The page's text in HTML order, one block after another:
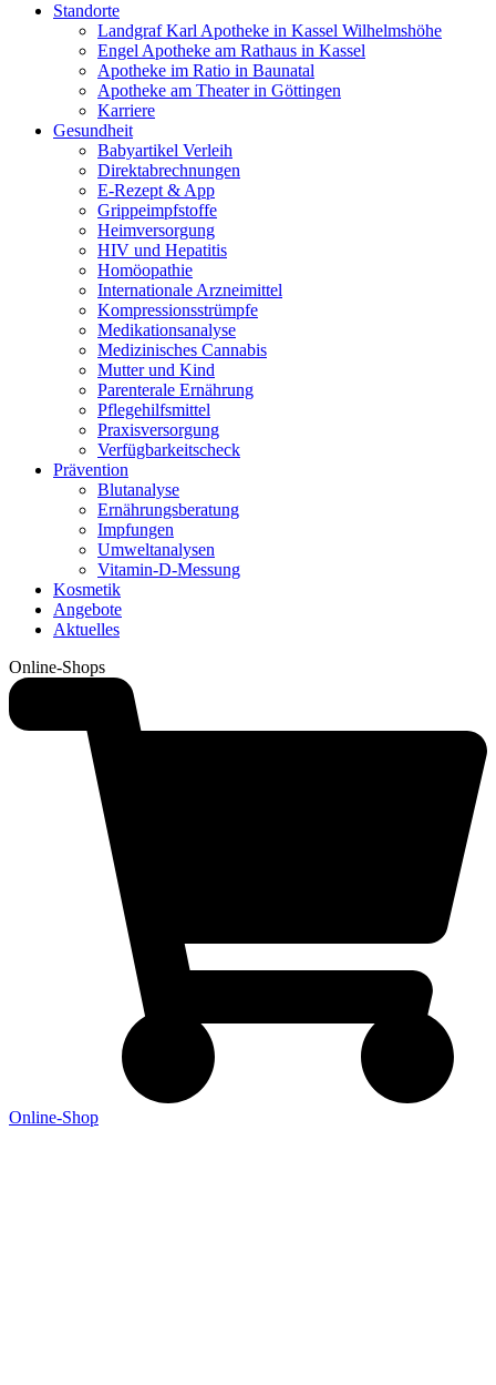
Standorte
Landgraf Karl Apotheke in Kassel Wilhelmshöhe
Engel Apotheke am Rathaus in Kassel
Apotheke im Ratio in Baunatal
Apotheke am Theater in Göttingen
Karriere
Gesundheit
Babyartikel Verleih
Direktabrechnungen
E-Rezept & App
Grippeimpfstoffe
Heimversorgung
HIV und Hepatitis
Homöopathie
Internationale Arzneimittel
Kompressionsstrümpfe
Medikationsanalyse
Medizinisches Cannabis
Mutter und Kind
Parenterale Ernährung
Pflegehilfsmittel
Praxisversorgung
Verfügbarkeitscheck
Prävention
Blutanalyse
Ernährungsberatung
Impfungen
Umweltanalysen
Vitamin-D-Messung
Kosmetik
Angebote
Aktuelles
Online-Shops
Online-Shop